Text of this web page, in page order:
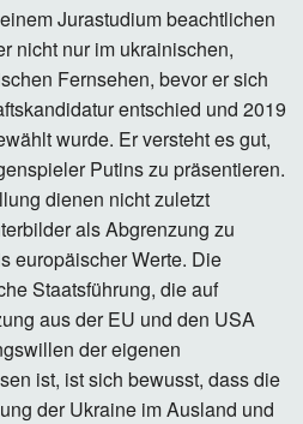
Jurastudium beachtlichen
nicht nur im ukrainischen,
Fernsehen, bevor er sich
entschied und 2019
wurde. Er versteht es gut,
Putins zu präsentieren.
dienen nicht zuletzt
als Abgrenzung zu
europäischer Werte. Die
Staatsführung, die auf
aus der EU und den USA
der eigenen
ist, ist sich bewusst, dass die
der Ukraine im Ausland und